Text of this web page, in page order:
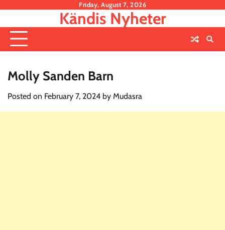
content
Friday, August 7, 2026
Kändis Nyheter
Molly Sanden Barn
Posted on February 7, 2024 by Mudasra